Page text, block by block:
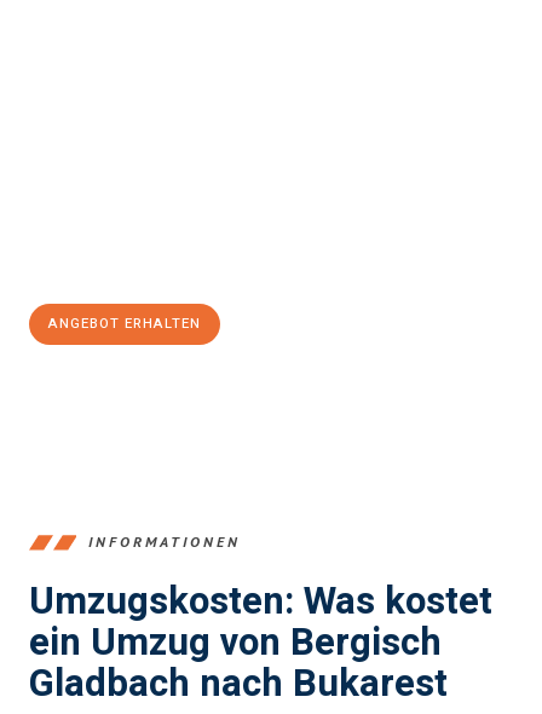
ANGEBOT ERHALTEN
INFORMATIONEN
Umzugskosten: Was kostet
ein Umzug von Bergisch
Gladbach nach Bukarest